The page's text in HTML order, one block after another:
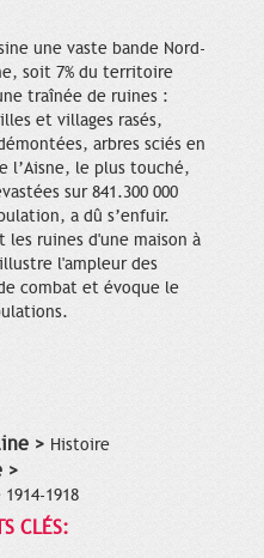
une vaste bande Nord-
soit 7% du territoire
traînée de ruines :
et villages rasés,
arbres sciés en
l’Aisne, le plus touché,
sur 841.300 000
a dû s’enfuir.
ruines d'une maison à
l'ampleur des
combat et évoque le
> Histoire
>
1918
CLÉS: